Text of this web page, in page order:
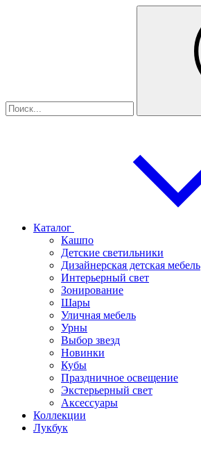
Каталог
Кашпо
Детские светильники
Дизайнерская детская мебель
Интерьерный свет
Зонирование
Шары
Уличная мебель
Урны
Выбор звезд
Новинки
Кубы
Праздничное освещение
Экстерьерный свет
Аксессуары
Коллекции
Лукбук